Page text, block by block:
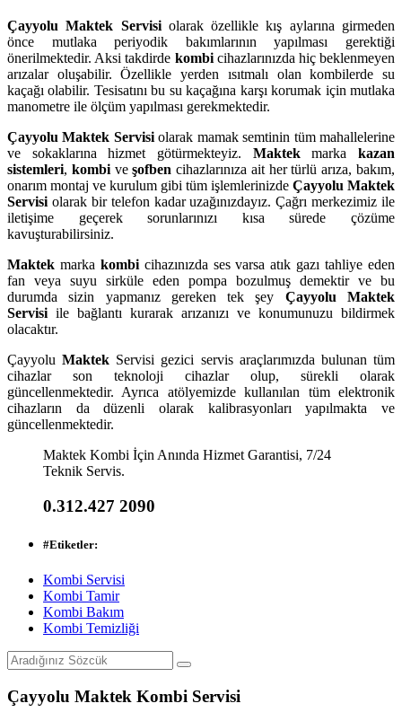
ÇayyoluMaktek Servisi olarak özellikle kış aylarına girmeden
önce mutlaka periyodik bakımlarının yapılması gerektiği
önerilmektedir. Aksi takdirde kombicihazlarınızda hiç beklenmeyen
arızalar oluşabilir. Özellikle yerden ısıtmalı olan kombilerde su
kaçağı olabilir. Tesisatını bu su kaçağına karşı korumak için mutlaka
manometre ile ölçüm yapılması gerekmektedir.
ÇayyoluMaktek Servisiolarak mamak semtinin tüm mahallelerine
ve sokaklarına hizmet götürmekteyiz. Maktekmarkakazan
sistemleri, kombi veşofben cihazlarınıza ait her türlü arıza, bakım,
onarım montaj ve kurulum gibi tüm işlemlerinizde Çayyolu Maktek
Servisi olarak bir telefon kadar uzağınızdayız. Çağrı merkezimiz ile
iletişime geçerek sorunlarınızı kısa sürede çözüme
kavuşturabilirsiniz.
Maktek marka kombi cihazınızda ses varsa atık gazı tahliye eden
fan veya suyu sirküle eden pompa bozulmuş demektir ve bu
durumda sizin yapmanız gereken tek şey Çayyolu Maktek
Servisi ile bağlantı kurarak arızanızı ve konumunuzu bildirmek
olacaktır.
ÇayyoluMaktek Servisi gezici servis araçlarımızda bulunan tüm
cihazlar son teknoloji cihazlar olup, sürekli olarak
güncellenmektedir. Ayrıca atölyemizde kullanılan tüm elektronik
cihazların da düzenli olarak kalibrasyonları yapılmakta ve
güncellenmektedir.
Maktek Kombi İçin Anında Hizmet Garantisi, 7/24
Teknik Servis.
0.312.427 2090
#Etiketler:
Kombi Servisi
Kombi Tamir
Kombi Bakım
Kombi Temizliği
Çayyolu Maktek Kombi Servisi